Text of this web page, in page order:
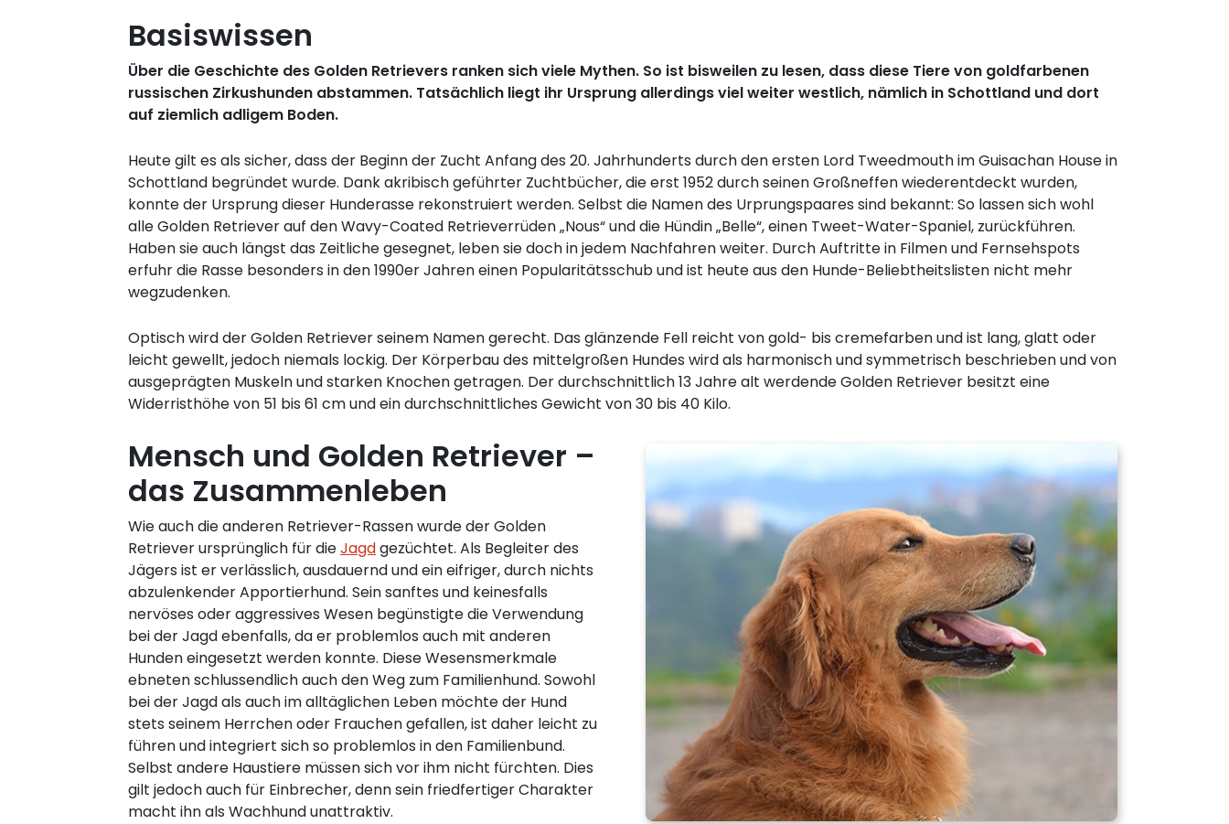
Basiswissen
Über die Geschichte des Golden Retrievers ranken sich viele Mythen. So ist bisweilen zu lesen, dass diese Tiere von goldfarbenen
russischen Zirkushunden abstammen. Tatsächlich liegt ihr Ursprung allerdings viel weiter westlich, nämlich in Schottland und dort
auf ziemlich adligem Boden.
Heute gilt es als sicher, dass der Beginn der Zucht Anfang des 20. Jahrhunderts durch den ersten Lord Tweedmouth im Guisachan House in
Schottland begründet wurde. Dank akribisch geführter Zuchtbücher, die erst 1952 durch seinen Großneffen wiederentdeckt wurden,
konnte der Ursprung dieser Hunderasse rekonstruiert werden. Selbst die Namen des Urprungspaares sind bekannt: So lassen sich wohl
alle Golden Retriever auf den Wavy-Coated Retrieverrüden „Nous“ und die Hündin „Belle“, einen Tweet-Water-Spaniel, zurückführen.
Haben sie auch längst das Zeitliche gesegnet, leben sie doch in jedem Nachfahren weiter. Durch Auftritte in Filmen und Fernsehspots
erfuhr die Rasse besonders in den 1990er Jahren einen Popularitätsschub und ist heute aus den Hunde-Beliebtheitslisten nicht mehr
wegzudenken.
Optisch wird der Golden Retriever seinem Namen gerecht. Das glänzende Fell reicht von gold- bis cremefarben und ist lang, glatt oder
leicht gewellt, jedoch niemals lockig. Der Körperbau des mittelgroßen Hundes wird als harmonisch und symmetrisch beschrieben und von
ausgeprägten Muskeln und starken Knochen getragen. Der durchschnittlich 13 Jahre alt werdende Golden Retriever besitzt eine
Widerristhöhe von 51 bis 61 cm und ein durchschnittliches Gewicht von 30 bis 40 Kilo.
Mensch und Golden Retriever –
das Zusammenleben
Wie auch die anderen Retriever-Rassen wurde der Golden
Retriever ursprünglich für dieJagdgezüchtet. Als Begleiter des
Jägers ist er verlässlich, ausdauernd und ein eifriger, durch nichts
abzulenkender Apportierhund. Sein sanftes und keinesfalls
nervöses oder aggressives Wesen begünstigte die Verwendung
bei der Jagd ebenfalls, da er problemlos auch mit anderen
Hunden eingesetzt werden konnte. Diese Wesensmerkmale
ebneten schlussendlich auch den Weg zum Familienhund. Sowohl
bei der Jagd als auch im alltäglichen Leben möchte der Hund
stets seinem Herrchen oder Frauchen gefallen, ist daher leicht zu
führen und integriert sich so problemlos in den Familienbund.
Selbst andere Haustiere müssen sich vor ihm nicht fürchten. Dies
gilt jedoch auch für Einbrecher, denn sein friedfertiger Charakter
macht ihn als Wachhund unattraktiv.